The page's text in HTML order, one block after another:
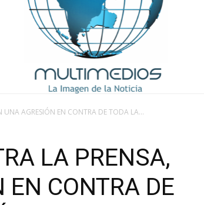
UNA AGRESIÓN EN CONTRA DE TODA LA...
LA PRENSA,
EN CONTRA DE